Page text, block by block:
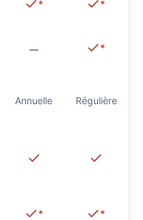
* *
*
Annuelle Régulière
* *